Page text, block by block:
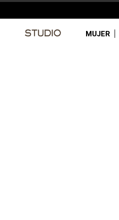
MUJER